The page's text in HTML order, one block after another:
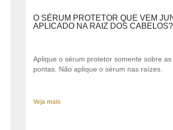
O SÉRUM PROTETOR QUE VEM
APLICADO NA RAIZ DOS CABELOS?
Aplique o sérum protetor somente sobre
pontas. Não aplique o sérum nas raízes.
Veja mais